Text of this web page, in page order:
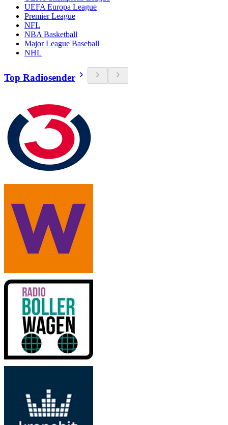
UEFA Europa League
Premier League
NFL
NBA Basketball
Major League Baseball
NHL
Top Radiosender